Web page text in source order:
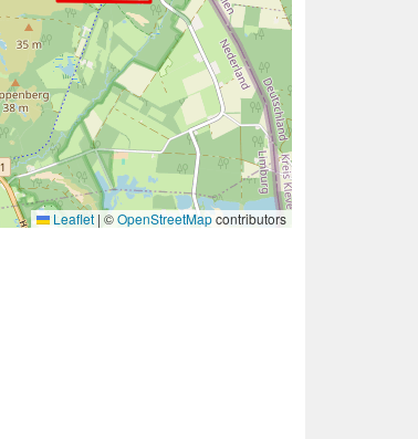
Leaflet | ©OpenStreetMapcontributors